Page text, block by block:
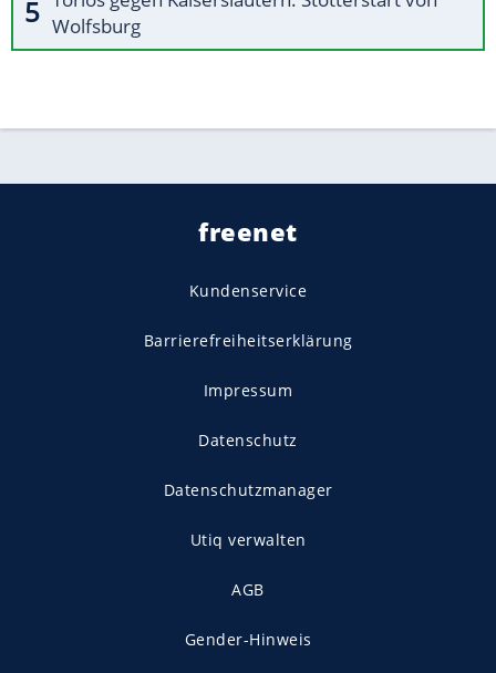
Wolfsburg
freenet
Kundenservice
Barrierefreiheitserklärung
Impressum
Datenschutz
Datenschutzmanager
Utiq verwalten
AGB
Gender-Hinweis